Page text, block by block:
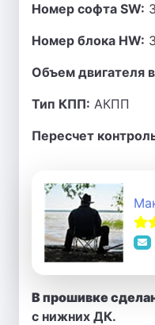
Номер софта SW:
Номер блока HW:
Объем двигателя
Тип КПП: АКПП
Пересчет
В прошивке
с нижних ДК.